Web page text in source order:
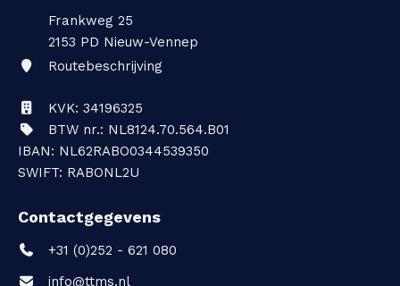
Frankweg 25
2153 PD Nieuw-Vennep
Routebeschrijving
KVK: 34196325
BTW nr.: NL8124.70.564.B01
IBAN: NL62RABO0344539350
SWIFT: RABONL2U
Contactgegevens
+31 (0)252 - 621 080
info@ttms.nl